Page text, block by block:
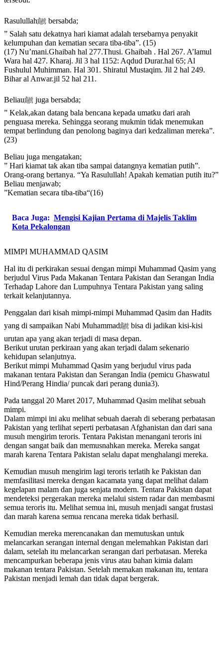
Rasulullahﷺ bersabda;
” Salah satu dekatnya hari kiamat adalah tersebarnya penyakit
kelumpuhan dan kematian secara tiba-tiba”. (15)
(17) Nu’mani.Ghaibah hal 277.Thusi. Ghaibah . Hal 267. A’lamul
Wara hal 427. Kharaj. Jil 3 hal 1152: Aqdud Durar.hal 65; Al
Fushulul Muhimman. Hal 301. Shiratul Mustaqim. Jil 2 hal 249.
Bihar al Anwar.jil 52 hal 211.
Beliauﷺ juga bersabda;
” Kelak,akan datang bala bencana kepada umatku dari arah
penguasa mereka. Sehingga seorang mukmin tidak menemukan
tempat berlindung dan penolong baginya dari kedzaliman mereka”.
(23)
Beliau juga mengatakan;
” Hari kiamat tak akan tiba sampai datangnya kematian putih”.
Orang-orang bertanya. “Ya Rasulullah! Apakah kematian putih itu?”
Beliau menjawab;
”Kematian secara tiba-tiba“(16)
Baca Juga: Mengisi Kajian Pertama di Majelis Taklim
Kota Pekalongan
MIMPI MUHAMMAD QASIM
Hal itu di perkirakan sesuai dengan mimpi Muhammad Qasim yang
berjudul Virus Pada Makanan Tentara Pakistan dan Serangan India
Terhadap Lahore dan Lumpuhnya Tentara Pakistan yang saling
terkait kelanjutannya.
Penggalan dari kisah mimpi-mimpi Muhammad Qasim dan Hadits
yang di sampaikan Nabi Muhammadﷺ bisa di jadikan kisi-kisi
urutan apa yang akan terjadi di masa depan.
Berikut urutan perkiraan yang akan terjadi dalam sekenario
kehidupan selanjutnya.
Berikut mimpi Muhammad Qasim yang berjudul virus pada
makanan tentara Pakistan dan Serangan India (pemicu Ghaswatul
Hind/Perang Hindia/ puncak dari perang dunia3).
Pada tanggal 20 Maret 2017, Muhammad Qasim melihat sebuah
mimpi.
Dalam mimpi ini aku melihat sebuah daerah di seberang perbatasan
Pakistan yang terlihat seperti perbatasan Afghanistan dan dari sana
musuh mengirim teroris. Tentara Pakistan menangani teroris ini
dengan sangat baik dan memusnahkan mereka. Mereka sangat
marah karena Tentara Pakistan selalu dapat menghalangi mereka.
Kemudian musuh mengirim lagi teroris terlatih ke Pakistan dan
memfasilitasi mereka dengan kacamata yang dapat melihat dalam
kegelapan malam dan juga senjata modern. Tentara Pakistan dapat
mendeteksi pergerakan mereka melalui sistem radar dan membasmi
semua teroris itu. Melihat semua ini, musuh menjadi sangat frustasi
dan marah karena semua rencana mereka tidak berhasil.
Kemudian mereka merencanakan dan memutuskan untuk
melancarkan serangan internal dengan melemahkan Pakistan dari
dalam, setelah itu melancarkan serangan dari perbatasan. Mereka
mencampurkan beberapa jenis virus atau bahan kimia dalam
makanan tentara Pakistan. Setelah memakan makanan itu, tentara
Pakistan menjadi lemah dan tidak dapat bergerak.